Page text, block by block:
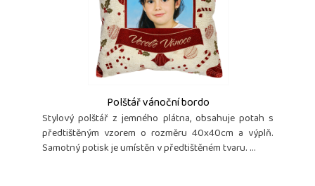
Polštář vánoční bordo
Stylový polštář z jemného plátna, obsahuje potah s
předtištěným vzorem o rozměru 40x40cm a výplň.
Samotný potisk je umístěn v předtištěném tvaru. ...